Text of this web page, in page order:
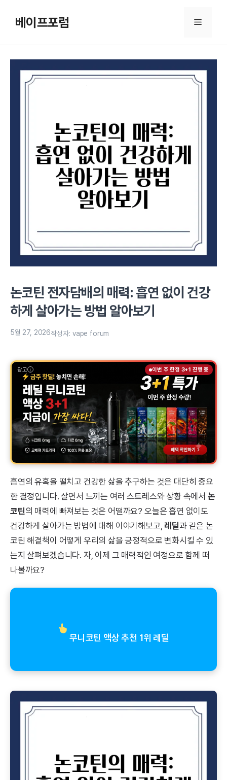
베이프포럼 메
논코틴 전자담배의 매력: 흡연 없이 건강
하게 살아가는 방법 알아보기
5월 27, 2026작성자:vape forum
광고 이번 주 한정 3+1 진행 중
흡연의 유혹을 떨치고 건강한 삶을 추구하는 것은 대단히 중요
한 결정입니다. 살면서 느끼는 여러 스트레스와 상황 속에서 논
코틴의 매력에 빠져보는 것은 어떨까요? 오늘은 흡연 없이도
건강하게 살아가는 방법에 대해 이야기해보고, 레딜과 같은 논
코틴 해결책이 어떻게 우리의 삶을 긍정적으로 변화시킬 수 있
는지 살펴보겠습니다. 자, 이제 그 매력적인 여정으로 함께 떠
나볼까요?
무니코틴 액상 추천 1위 레딜